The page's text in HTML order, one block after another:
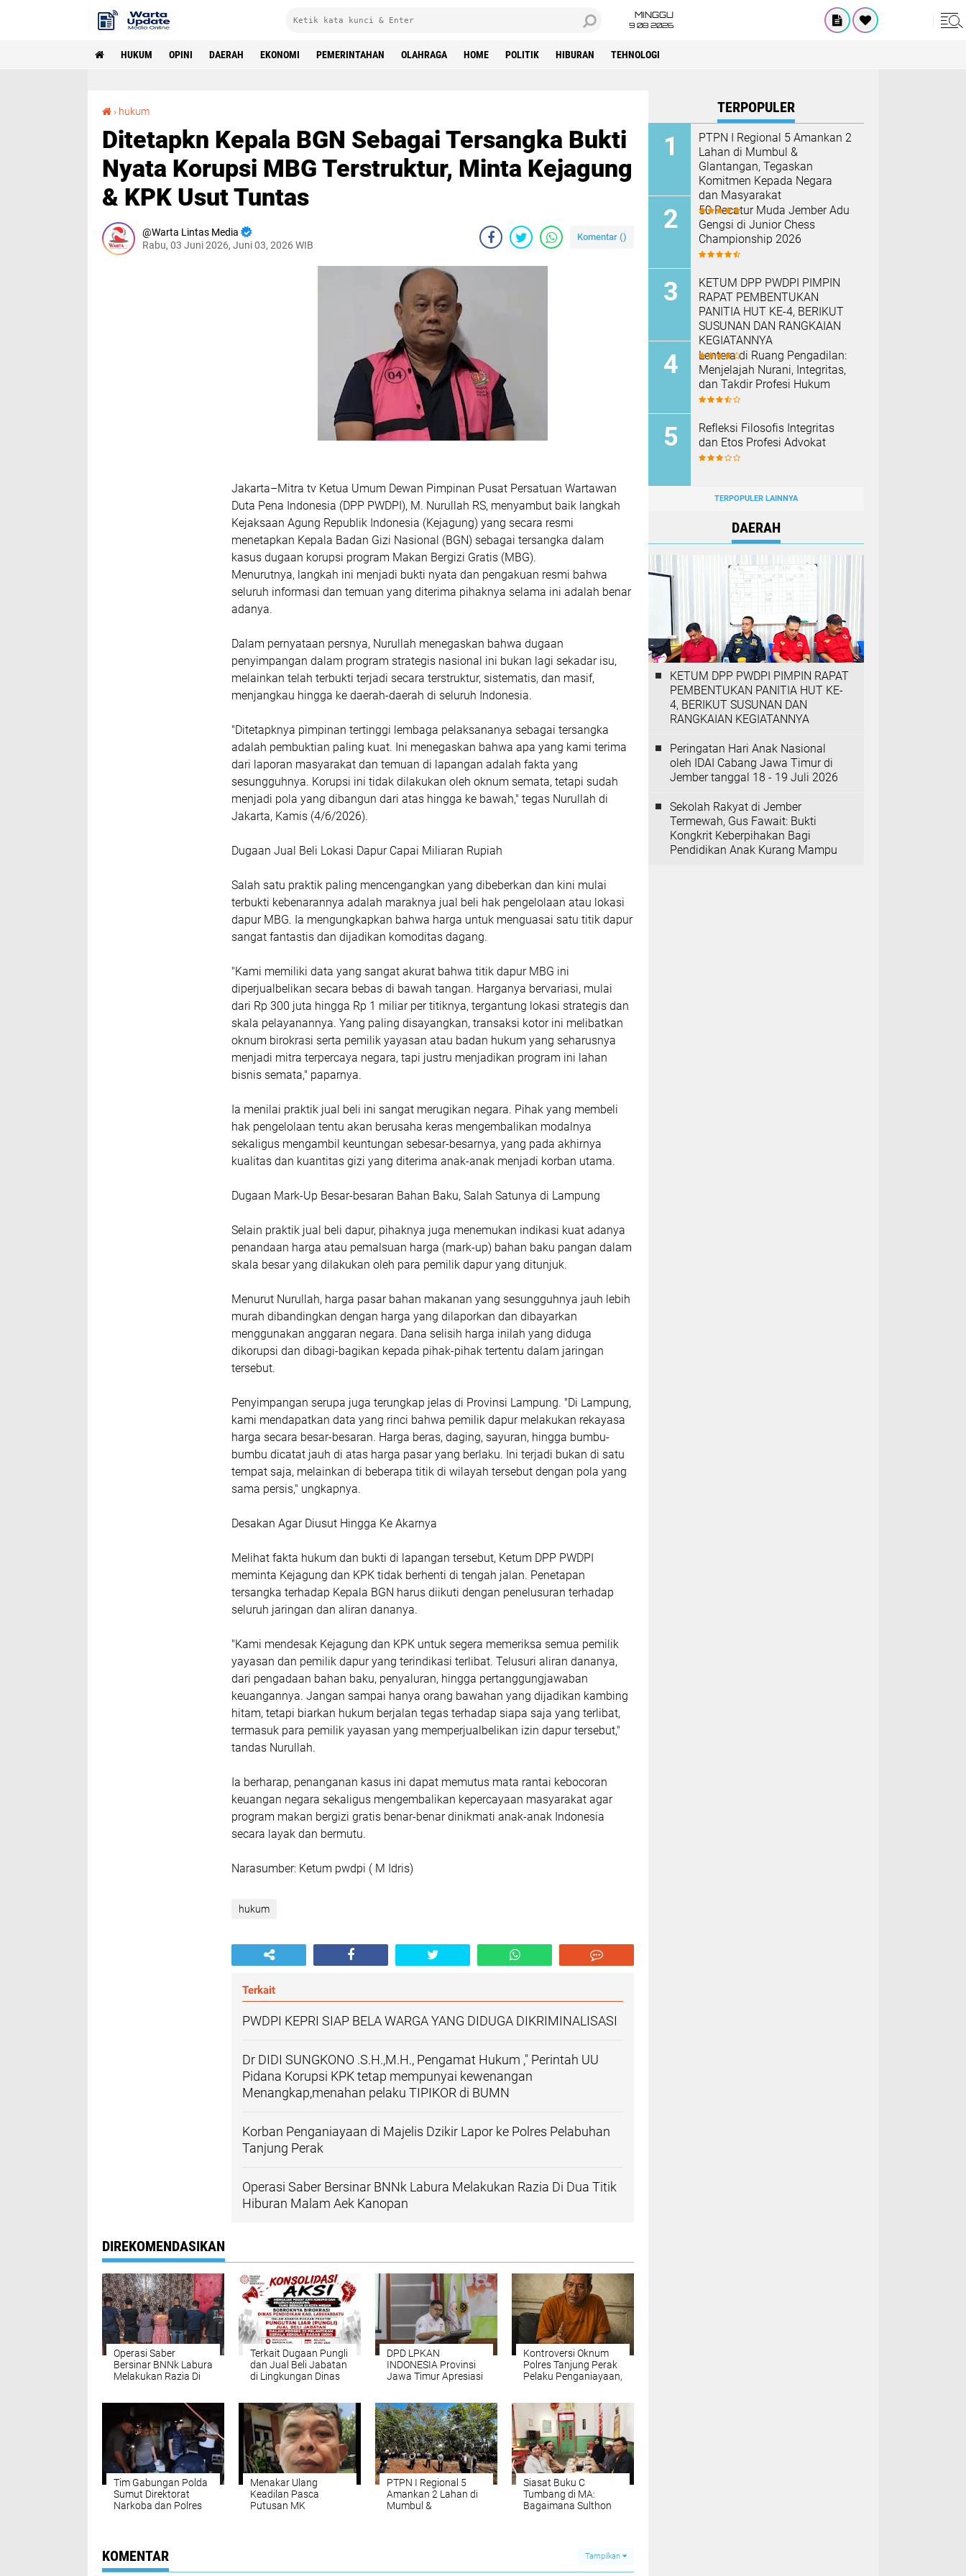
MINGGU
9 08 2026
HUKUM OPINI DAERAH EKONOMI PEMERINTAHAN OLAHRAGA HOME POLITIK HIBURAN TEHNOLOGI
› hukum
Ditetapkn Kepala BGN Sebagai Tersangka Bukti
Nyata Korupsi MBG Terstruktur, Minta Kejagung
& KPK Usut Tuntas
Warta Lintas Media
Rabu, 03 Juni 2026, Juni 03, 2026 WIB
Komentar ()
Jakarta–Mitra tv Ketua Umum Dewan Pimpinan Pusat Persatuan Wartawan
Duta Pena Indonesia (DPP PWDPI), M. Nurullah RS, menyambut baik langkah
Kejaksaan Agung Republik Indonesia (Kejagung) yang secara resmi
menetapkan Kepala Badan Gizi Nasional (BGN) sebagai tersangka dalam
kasus dugaan korupsi program Makan Bergizi Gratis (MBG).
Menurutnya, langkah ini menjadi bukti nyata dan pengakuan resmi bahwa
seluruh informasi dan temuan yang diterima pihaknya selama ini adalah benar
adanya.
Dalam pernyataan persnya, Nurullah menegaskan bahwa dugaan
penyimpangan dalam program strategis nasional ini bukan lagi sekadar isu,
melainkan telah terbukti terjadi secara terstruktur, sistematis, dan masif,
menjangkau hingga ke daerah-daerah di seluruh Indonesia.
"Ditetapknya pimpinan tertinggi lembaga pelaksananya sebagai tersangka
adalah pembuktian paling kuat. Ini menegaskan bahwa apa yang kami terima
dari laporan masyarakat dan temuan di lapangan adalah fakta yang
sesungguhnya. Korupsi ini tidak dilakukan oleh oknum semata, tetapi sudah
menjadi pola yang dibangun dari atas hingga ke bawah," tegas Nurullah di
Jakarta, Kamis (4/6/2026).
Dugaan Jual Beli Lokasi Dapur Capai Miliaran Rupiah
Salah satu praktik paling mencengangkan yang dibeberkan dan kini mulai
terbukti kebenarannya adalah maraknya jual beli hak pengelolaan atau lokasi
dapur MBG. Ia mengungkapkan bahwa harga untuk menguasai satu titik dapur
sangat fantastis dan dijadikan komoditas dagang.
"Kami memiliki data yang sangat akurat bahwa titik dapur MBG ini
diperjualbelikan secara bebas di bawah tangan. Harganya bervariasi, mulai
dari Rp 300 juta hingga Rp 1 miliar per titiknya, tergantung lokasi strategis dan
skala pelayanannya. Yang paling disayangkan, transaksi kotor ini melibatkan
oknum birokrasi serta pemilik yayasan atau badan hukum yang seharusnya
menjadi mitra terpercaya negara, tapi justru menjadikan program ini lahan
bisnis semata," paparnya.
Ia menilai praktik jual beli ini sangat merugikan negara. Pihak yang membeli
hak pengelolaan tentu akan berusaha keras mengembalikan modalnya
sekaligus mengambil keuntungan sebesar-besarnya, yang pada akhirnya
kualitas dan kuantitas gizi yang diterima anak-anak menjadi korban utama.
Dugaan Mark-Up Besar-besaran Bahan Baku, Salah Satunya di Lampung
Selain praktik jual beli dapur, pihaknya juga menemukan indikasi kuat adanya
penandaan harga atau pemalsuan harga (mark-up) bahan baku pangan dalam
skala besar yang dilakukan oleh para pemilik dapur yang ditunjuk.
Menurut Nurullah, harga pasar bahan makanan yang sesungguhnya jauh lebih
murah dibandingkan dengan harga yang dilaporkan dan dibayarkan
menggunakan anggaran negara. Dana selisih harga inilah yang diduga
dikorupsi dan dibagi-bagikan kepada pihak-pihak tertentu dalam jaringan
tersebut.
Penyimpangan serupa juga terungkap jelas di Provinsi Lampung. "Di Lampung,
kami mendapatkan data yang rinci bahwa pemilik dapur melakukan rekayasa
harga secara besar-besaran. Harga beras, daging, sayuran, hingga bumbu-
bumbu dicatat jauh di atas harga pasar yang berlaku. Ini terjadi bukan di satu
tempat saja, melainkan di beberapa titik di wilayah tersebut dengan pola yang
sama persis," ungkapnya.
Desakan Agar Diusut Hingga Ke Akarnya
Melihat fakta hukum dan bukti di lapangan tersebut, Ketum DPP PWDPI
meminta Kejagung dan KPK tidak berhenti di tengah jalan. Penetapan
tersangka terhadap Kepala BGN harus diikuti dengan penelusuran terhadap
seluruh jaringan dan aliran dananya.
"Kami mendesak Kejagung dan KPK untuk segera memeriksa semua pemilik
yayasan dan pemilik dapur yang terindikasi terlibat. Telusuri aliran dananya,
dari pengadaan bahan baku, penyaluran, hingga pertanggungjawaban
keuangannya. Jangan sampai hanya orang bawahan yang dijadikan kambing
hitam, tetapi biarkan hukum berjalan tegas terhadap siapa saja yang terlibat,
termasuk para pemilik yayasan yang memperjualbelikan izin dapur tersebut,"
tandas Nurullah.
Ia berharap, penanganan kasus ini dapat memutus mata rantai kebocoran
keuangan negara sekaligus mengembalikan kepercayaan masyarakat agar
program makan bergizi gratis benar-benar dinikmati anak-anak Indonesia
secara layak dan bermutu.
Narasumber: Ketum pwdpi ( M Idris)
hukum
Terkait
PWDPI KEPRI SIAP BELA WARGA YANG DIDUGA DIKRIMINALISASI
Dr DIDI SUNGKONO .S.H.,M.H., Pengamat Hukum ," Perintah UU
Pidana Korupsi KPK tetap mempunyai kewenangan
Menangkap,menahan pelaku TIPIKOR di BUMN
Korban Penganiayaan di Majelis Dzikir Lapor ke Polres Pelabuhan
Tanjung Perak
Operasi Saber Bersinar BNNk Labura Melakukan Razia Di Dua Titik
Hiburan Malam Aek Kanopan
DIREKOMENDASIKAN
Operasi Saber
Bersinar BNNk Labura
Melakukan Razia Di
Terkait Dugaan Pungli
dan Jual Beli Jabatan
di Lingkungan Dinas
Labuhanbatu
DPD LPKAN
INDONESIA Provinsi
Jawa Timur Apresiasi
Menekan Kejahatan
Jalanan, Dinilai Layak
Jadi Contoh Praktik
Baik Nasional
Kontroversi Oknum
Polres Tanjung Perak
Pelaku Penganiayaan,
Pangkat
Tim Gabungan Polda
Sumut Direktorat
Narkoba dan Polres
Hulu
Menakar Ulang
Keadilan Pasca
Putusan MK
PTPN I Regional 5
Amankan 2 Lahan di
Mumbul &
Siasat Buku C
Tumbang di MA:
Bagaimana Sulthon
KOMENTAR Tampilkan
TERPOPULER
PTPN I Regional 5 Amankan 2
Lahan di Mumbul &
Glantangan, Tegaskan
Komitmen Kepada Negara
dan Masyarakat
50 Pecatur Muda Jember Adu
Gengsi di Junior Chess
Championship 2026
KETUM DPP PWDPI PIMPIN
RAPAT PEMBENTUKAN
PANITIA HUT KE-4, BERIKUT
SUSUNAN DAN RANGKAIAN
KEGIATANNYA
​Lentera di Ruang Pengadilan:
Menjelajah Nurani, Integritas,
dan Takdir Profesi Hukum
Refleksi Filosofis Integritas
dan Etos Profesi Advokat
TERPOPULER LAINNYA
DAERAH
KETUM DPP PWDPI PIMPIN RAPAT
PEMBENTUKAN PANITIA HUT KE-
4, BERIKUT SUSUNAN DAN
RANGKAIAN KEGIATANNYA
Peringatan Hari Anak Nasional
oleh IDAI Cabang Jawa Timur di
Jember tanggal 18 - 19 Juli 2026
‎Sekolah Rakyat di Jember
Termewah, Gus Fawait: Bukti
Kongkrit Keberpihakan Bagi
Pendidikan Anak Kurang Mampu